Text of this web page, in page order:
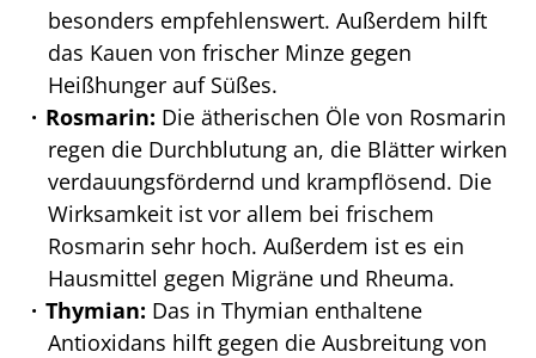
besonders empfehlenswert. Außerdem hilft
das Kauen von frischer Minze gegen
Heißhunger auf Süßes.
Rosmarin: Die ätherischen Öle von Rosmarin
regen die Durchblutung an, die Blätter wirken
verdauungsfördernd und krampflösend. Die
Wirksamkeit ist vor allem bei frischem
Rosmarin sehr hoch. Außerdem ist es ein
Hausmittel gegen Migräne und Rheuma.
Thymian: Das in Thymian enthaltene
Antioxidans hilft gegen die Ausbreitung von